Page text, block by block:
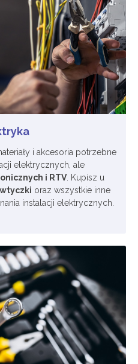
i akcesoria potrzebne
elektrycznych, ale
i RTV. Kupisz u
oraz wszystkie inne
instalacji elektrycznych.